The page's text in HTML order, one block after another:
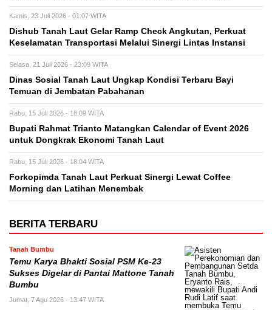
Kamis, 23 Juli 2026 - 01:07 WITA
Dishub Tanah Laut Gelar Ramp Check Angkutan, Perkuat
Keselamatan Transportasi Melalui Sinergi Lintas Instansi
Selasa, 21 Juli 2026 - 23:09 WITA
Dinas Sosial Tanah Laut Ungkap Kondisi Terbaru Bayi
Temuan di Jembatan Pabahanan
Rabu, 15 Juli 2026 - 18:09 WITA
Bupati Rahmat Trianto Matangkan Calendar of Event 2026
untuk Dongkrak Ekonomi Tanah Laut
Rabu, 15 Juli 2026 - 18:04 WITA
Forkopimda Tanah Laut Perkuat Sinergi Lewat Coffee
Morning dan Latihan Menembak
BERITA TERBARU
Tanah Bumbu
Temu Karya Bhakti Sosial PSM Ke-23
Sukses Digelar di Pantai Mattone Tanah
Bumbu
Jumat, 7 Agu 2026 - 13:47 WITA